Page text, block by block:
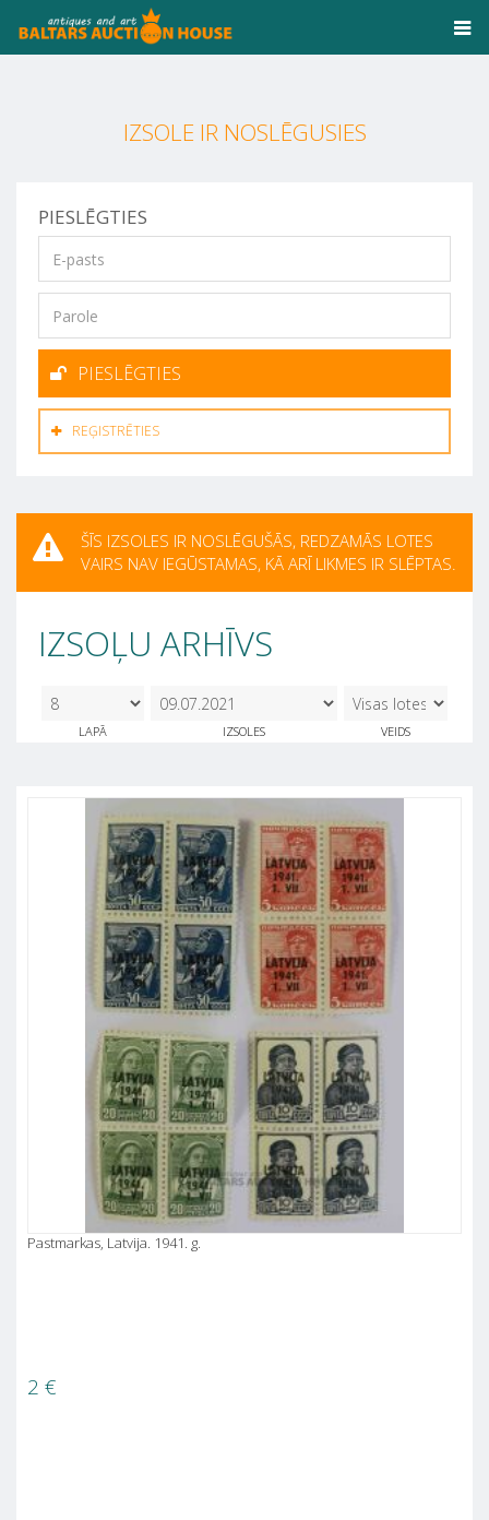
IZSOLE IR NOSLĒGUSIES
PIESLĒGTIES
PIESLĒGTIES
REĢISTRĒTIES
ŠĪS IZSOLES IR NOSLĒGUŠĀS, REDZAMĀS LOTES
VAIRS NAV IEGŪSTAMAS, KĀ ARĪ LIKMES IR SLĒPTAS.
IZSOĻU ARHĪVS
LAPĀ
09.07.2021
IZSOLES VEIDS
Pastmarkas, Latvija. 1941. g.
2 €